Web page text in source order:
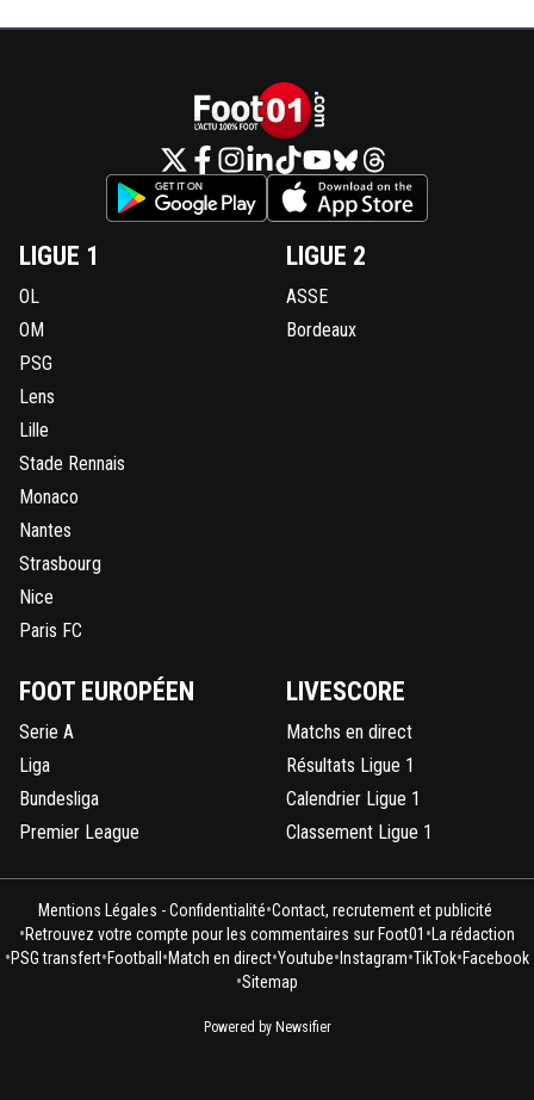
LIGUE 1
OL
OM
PSG
Lens
Lille
Stade Rennais
Monaco
Nantes
Strasbourg
Nice
Paris FC
LIGUE 2
ASSE
Bordeaux
FOOT EUROPÉEN
Serie A
Liga
Bundesliga
Premier League
LIVESCORE
Matchs en direct
Résultats Ligue 1
Calendrier Ligue 1
Classement Ligue 1
Mentions Légales - Confidentialité•Contact, recrutement et publicité
•Retrouvez votre compte pour les commentaires sur Foot01 • La rédaction
•PSG transfert•Football •Match en direct•Youtube• Instagram•TikTok•Facebook
•Sitemap
Powered by Newsifier